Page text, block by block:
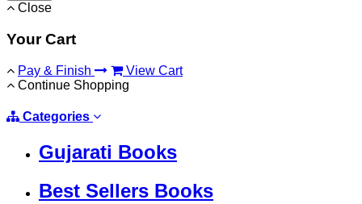
Close
Your Cart
Pay & Finish
View Cart
Continue Shopping
Categories
Gujarati Books
Best Sellers Books